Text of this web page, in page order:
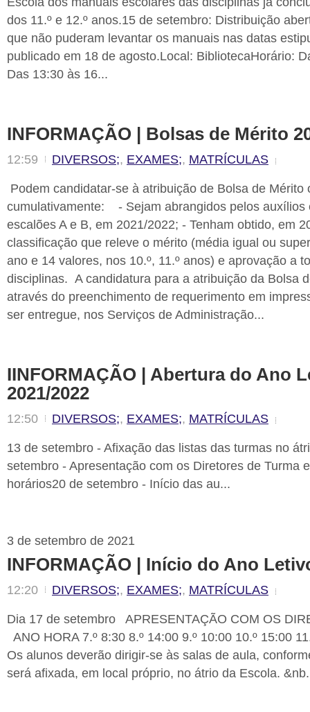
dos 11.º e 12.º anos.15 de setembro: Distribuição
que não puderam levantar os manuais nas datas
publicado em 18 de agosto.Local: BibliotecaHorário:
Das 13:30 às 16...
INFORMAÇÃO | Bolsas de Mérito
12:59 DIVERSOS;, EXAMES;, MATRÍCULAS
Podem candidatar-se à atribuição de Bolsa de Mérito
cumulativamente: - Sejam abrangidos pelos auxílios
escalões A e B, em 2021/2022; - Tenham obtido, em
classificação que releve o mérito (média igual ou
ano e 14 valores, nos 10.º, 11.º anos) e aprovação a
disciplinas. A candidatura para a atribuição da Bolsa
através do preenchimento de requerimento em
ser entregue, nos Serviços de Administração...
IINFORMAÇÃO | Abertura do Ano
2021/2022
12:50 DIVERSOS;, EXAMES;, MATRÍCULAS
13 de setembro - Afixação das listas das turmas no
setembro - Apresentação com os Diretores de Turma
horários20 de setembro - Início das au...
3 de setembro de 2021
INFORMAÇÃO | Início do Ano
12:20 DIVERSOS;, EXAMES;, MATRÍCULAS
Dia 17 de setembro APRESENTAÇÃO COM OS
ANO HORA 7.º 8:30 8.º 14:00 9.º 10:00 10.º 15:00
Os alunos deverão dirigir-se às salas de aula,
será afixada, em local próprio, no átrio da Escola.